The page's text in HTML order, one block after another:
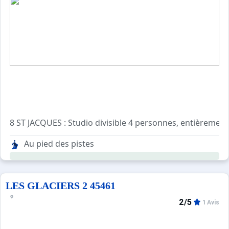
8 ST JACQUES : Studio divisible 4 personnes,
Cuisine séparée : 2 plaques électriques, micro ondes,
Séjour divisible cloison bois avec 2 lits gigognes 4
Salle de bains : Lavabo, baignoire. WC séparés
Pas d'animaux
Au pied des pistes
LES GLACIERS 2 45461
2/5 1 Avis